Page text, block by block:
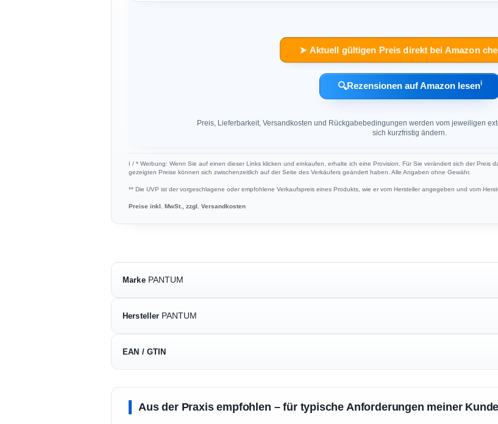
➤ Aktuell gültigen Preis direkt bei Amazon
🔍Rezensionen auf Amazon lesenℹ︎
Preis, Lieferbarkeit, Versandkosten und Rückgabebedingungen werden vom jeweiligen
sich kurzfristig ändern.
ℹ︎ / * Werbung: Wenn Sie auf einen dieser Links klicken und einkaufen, erhalte ich eine Provision. Für Sie verändert sich der Preis
gezeigten Preise können sich zwischenzeitlich auf der Seite des Verkäufers geändert haben. Alle Angaben ohne Gewähr.
** Die UVP ist der vorgeschlagene oder empfohlene Verkaufspreis eines Produkts, wie er vom Hersteller angegeben und vom
Preise inkl. MwSt., zzgl. Versandkosten
Marke PANTUM
Hersteller PANTUM
EAN / GTIN
Aus der Praxis empfohlen – für typische Anforderungen meiner